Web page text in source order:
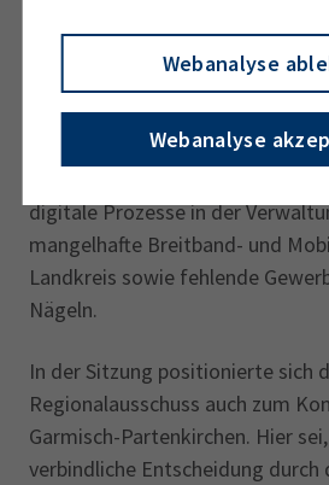
Webanalyse
Webanalyse
zuspitzenden Fachkräftemangel
Mobilität widmen. Hierbei geht
Stärkung des öffentlichen
Besucherlenkung. Darüber hinaus
digitale Prozesse in der
mangelhafte Breitband- und
Landkreis sowie fehlende
Nägeln.
In der Sitzung positionierte sich
Regionalausschuss auch zum
Garmisch-Partenkirchen. Hier
verbindliche Entscheidung